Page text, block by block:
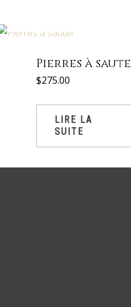
Pierres à
$275.00
LIRE LA
SUITE